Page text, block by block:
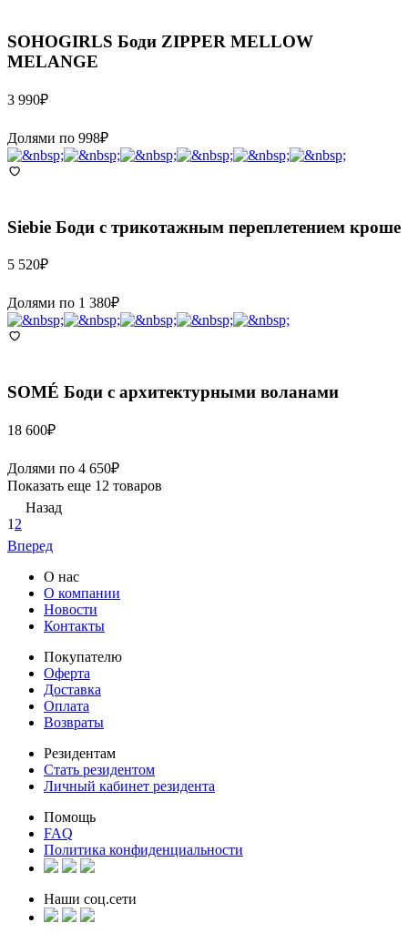
SOHOGIRLS Боди ZIPPER MELLOW
MELANGE
3 990₽
Долями по 998₽
Siebie Боди с трикотажным переплетением кроше
5 520₽
Долями по 1 380₽
SOMÉ Боди с архитектурными воланами
18 600₽
Долями по 4 650₽
Показать еще 12 товаров
Назад
1 2
Вперед
О нас
О компании
Новости
Контакты
Покупателю
Оферта
Доставка
Оплата
Возвраты
Резидентам
Стать резидентом
Личный кабинет резидента
Помощь
FAQ
Политика конфиденциальности
Наши соц.сети